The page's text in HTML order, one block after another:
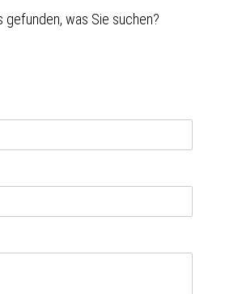
gefunden, was Sie suchen?